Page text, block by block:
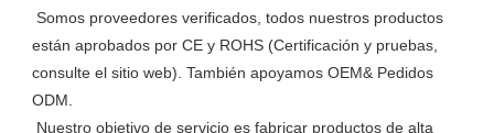
están aprobados por CE y ROHS (Certificación y pruebas,
consulte el sitio web). También apoyamos OEM& Pedidos
ODM.